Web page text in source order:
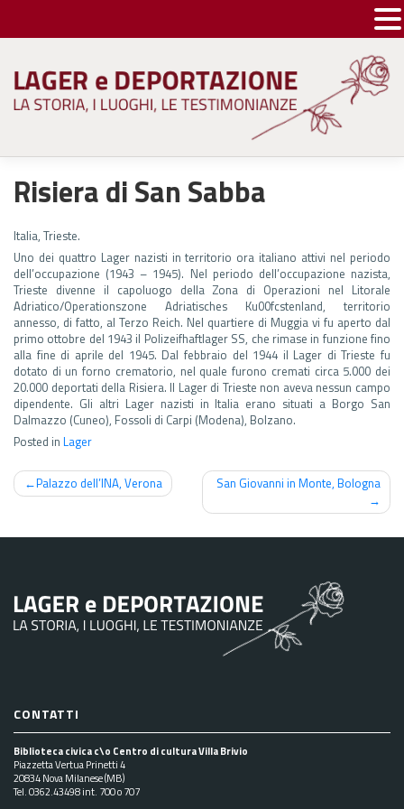
content
Risiera di San Sabba
Italia, Trieste.
Uno dei quattro Lager nazisti in territorio ora italiano attivi nel periodo
dell’occupazione (1943 – 1945). Nel periodo dell’occupazione nazista,
Trieste divenne il capoluogo della Zona di Operazioni nel Litorale
Adriatico/Operationszone Adriatisches Ku00fcstenland, territorio
annesso, di fatto, al Terzo Reich. Nel quartiere di Muggia vi fu aperto dal
primo ottobre del 1943 il Polizeifhaftlager SS, che rimase in funzione fino
alla fine di aprile del 1945. Dal febbraio del 1944 il Lager di Trieste fu
dotato di un forno crematorio, nel quale furono cremati circa 5.000 dei
20.000 deportati della Risiera. Il Lager di Trieste non aveva nessun campo
dipendente. Gli altri Lager nazisti in Italia erano situati a Borgo San
Dalmazzo (Cuneo), Fossoli di Carpi (Modena), Bolzano.
Posted in Lager
Navigazione
Palazzo dell’INA, Verona San Giovanni in Monte, Bologna
CONTATTI
Biblioteca civica c\o Centro di cultura Villa Brivio
Piazzetta Vertua Prinetti 4
20834 Nova Milanese (MB)
Tel. 0362.43498 int. 700 o 707